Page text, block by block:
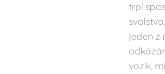
trpí
jeden z
vozík, mi